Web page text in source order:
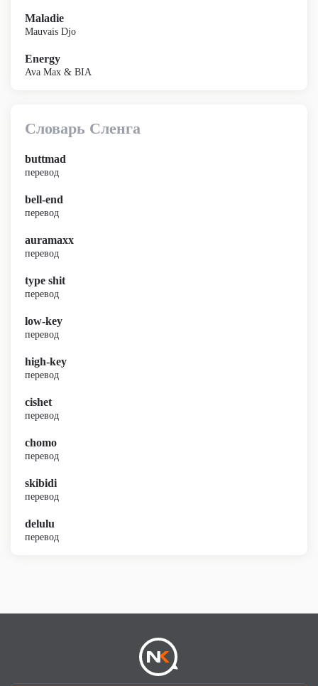
Maladie
Mauvais Djo
Energy
Ava Max & BIA
Словарь Сленга
buttmad
перевод
bell-end
перевод
auramaxx
перевод
type shit
перевод
low-key
перевод
high-key
перевод
cishet
перевод
chomo
перевод
skibidi
перевод
delulu
перевод